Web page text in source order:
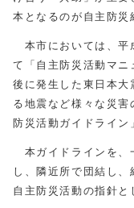
本となるのが自主防災
本市においては、平
て「自主防災活動マニ
後に発生した東日本大
る地震など様々な災
防災活動ガイドライン
本ガイドラインを、
し、隣近所で団結し
自主防災活動の指針と